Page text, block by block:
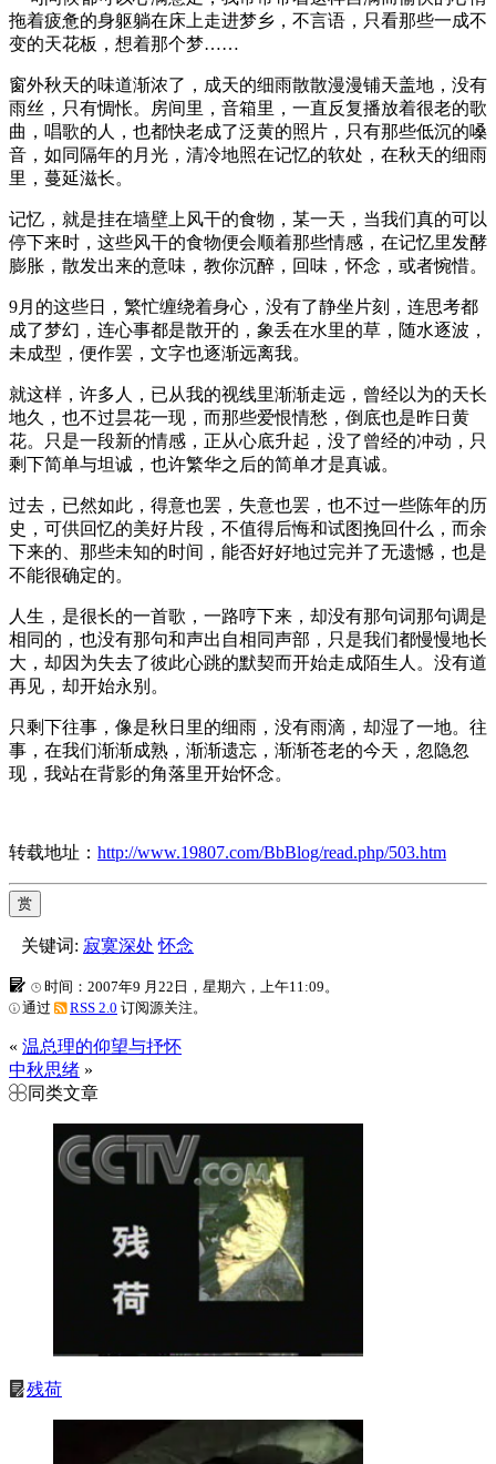
拖着疲惫的身躯躺在床上走进梦乡，不言语，只看那些一成不
变的天花板，想着那个梦……
窗外秋天的味道渐浓了，成天的细雨散散漫漫铺天盖地，没有
雨丝，只有惆怅。房间里，音箱里，一直反复播放着很老的歌
曲，唱歌的人，也都快老成了泛黄的照片，只有那些低沉的嗓
音，如同隔年的月光，清冷地照在记忆的软处，在秋天的细雨
里，蔓延滋长。
记忆，就是挂在墙壁上风干的食物，某一天，当我们真的可以
停下来时，这些风干的食物便会顺着那些情感，在记忆里发酵
膨胀，散发出来的意味，教你沉醉，回味，怀念，或者惋惜。
9月的这些日，繁忙缠绕着身心，没有了静坐片刻，连思考都
成了梦幻，连心事都是散开的，象丢在水里的草，随水逐波，
未成型，便作罢，文字也逐渐远离我。
就这样，许多人，已从我的视线里渐渐走远，曾经以为的天长
地久，也不过昙花一现，而那些爱恨情愁，倒底也是昨日黄
花。只是一段新的情感，正从心底升起，没了曾经的冲动，只
剩下简单与坦诚，也许繁华之后的简单才是真诚。
过去，已然如此，得意也罢，失意也罢，也不过一些陈年的历
史，可供回忆的美好片段，不值得后悔和试图挽回什么，而余
下来的、那些未知的时间，能否好好地过完并了无遗憾，也是
不能很确定的。
人生，是很长的一首歌，一路哼下来，却没有那句词那句调是
相同的，也没有那句和声出自相同声部，只是我们都慢慢地长
大，却因为失去了彼此心跳的默契而开始走成陌生人。没有道
再见，却开始永别。
只剩下往事，像是秋日里的细雨，没有雨滴，却湿了一地。往
事，在我们渐渐成熟，渐渐遗忘，渐渐苍老的今天，忽隐忽
现，我站在背影的角落里开始怀念。
转载地址： http://www.19807.com/BbBlog/read.php/503.htm
赏
关键词: 寂寞深处 怀念
时间：2007年9 月22日，星期六，上午11:09。
通过
RSS 2.0 订阅源关注。
« 温总理的仰望与抒怀
中秋思绪 »
同类文章
残荷